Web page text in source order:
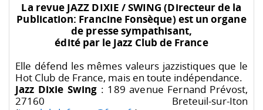
La revue JAZZ DIXIE / SWING (Directeur de la
Publication: Francine Fonsèque) est un organe
de presse sympathisant,
édité par le Jazz Club de France
Elle défend les mêmes valeurs jazzistiques que le
Hot Club de France, mais en toute indépendance.
Jazz Dixie Swing : 189 avenue Fernand Prévost,
27160 Breteuil-sur-Iton